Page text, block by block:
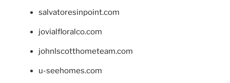
salvatoresinpoint.com
jovialfloralco.com
johnlscotthometeam.com
u-seehomes.com